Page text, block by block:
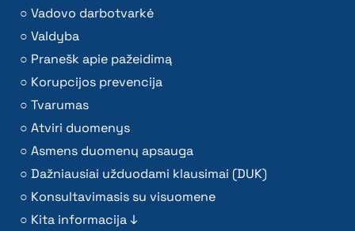
Vadovo darbotvarkė
Valdyba
Pranešk apie pažeidimą
Korupcijos prevencija
Tvarumas
Atviri duomenys
Asmens duomenų apsauga
Dažniausiai užduodami klausimai (DUK)
Konsultavimasis su visuomene
Kita informacija ↓